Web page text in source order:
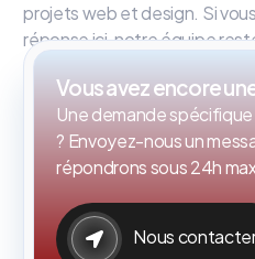
projets web et design. Si
réponse ici, notre équipe
Vous avez encore
Une demande
? Envoyez-nous un
répondrons sous 24h
Nous